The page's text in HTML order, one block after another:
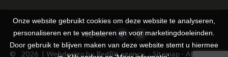
Onze website gebruikt cookies om deze website te analyseren,
personaliseren en te verbeteren en voor marketingdoeleinden.
Door gebruik te blijven maken van deze website stemt u hiermee
Volg ons:
© 2026 | Webdesign by RedBit.agency - Sitemap - Algemene